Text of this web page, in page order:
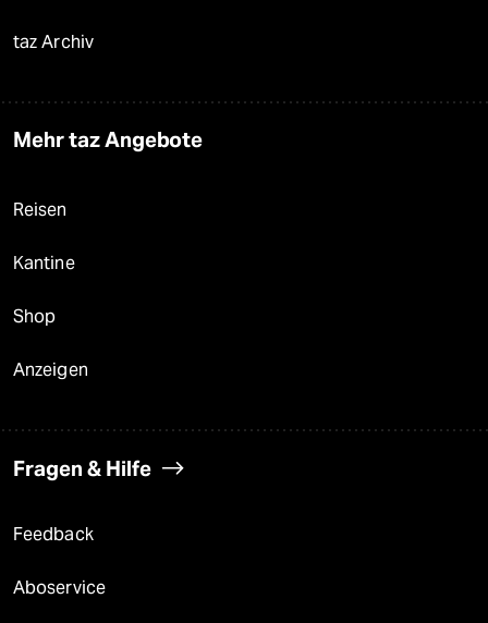
taz Archiv
Mehr taz Angebote
Reisen
Kantine
Shop
Anzeigen
Fragen & Hilfe
Feedback
Aboservice